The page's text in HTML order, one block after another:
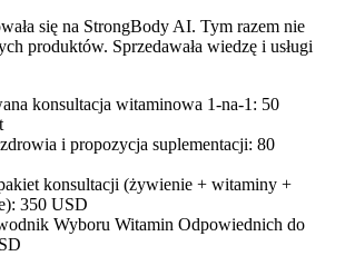
się na StrongBody AI. Tym razem nie
produktów. Sprzedawała wiedzę i usługi
konsultacja witaminowa 1-na-1: 50
i propozycja suplementacji: 80
konsultacji (żywienie + witaminy +
350 USD
Wyboru Witamin Odpowiednich do